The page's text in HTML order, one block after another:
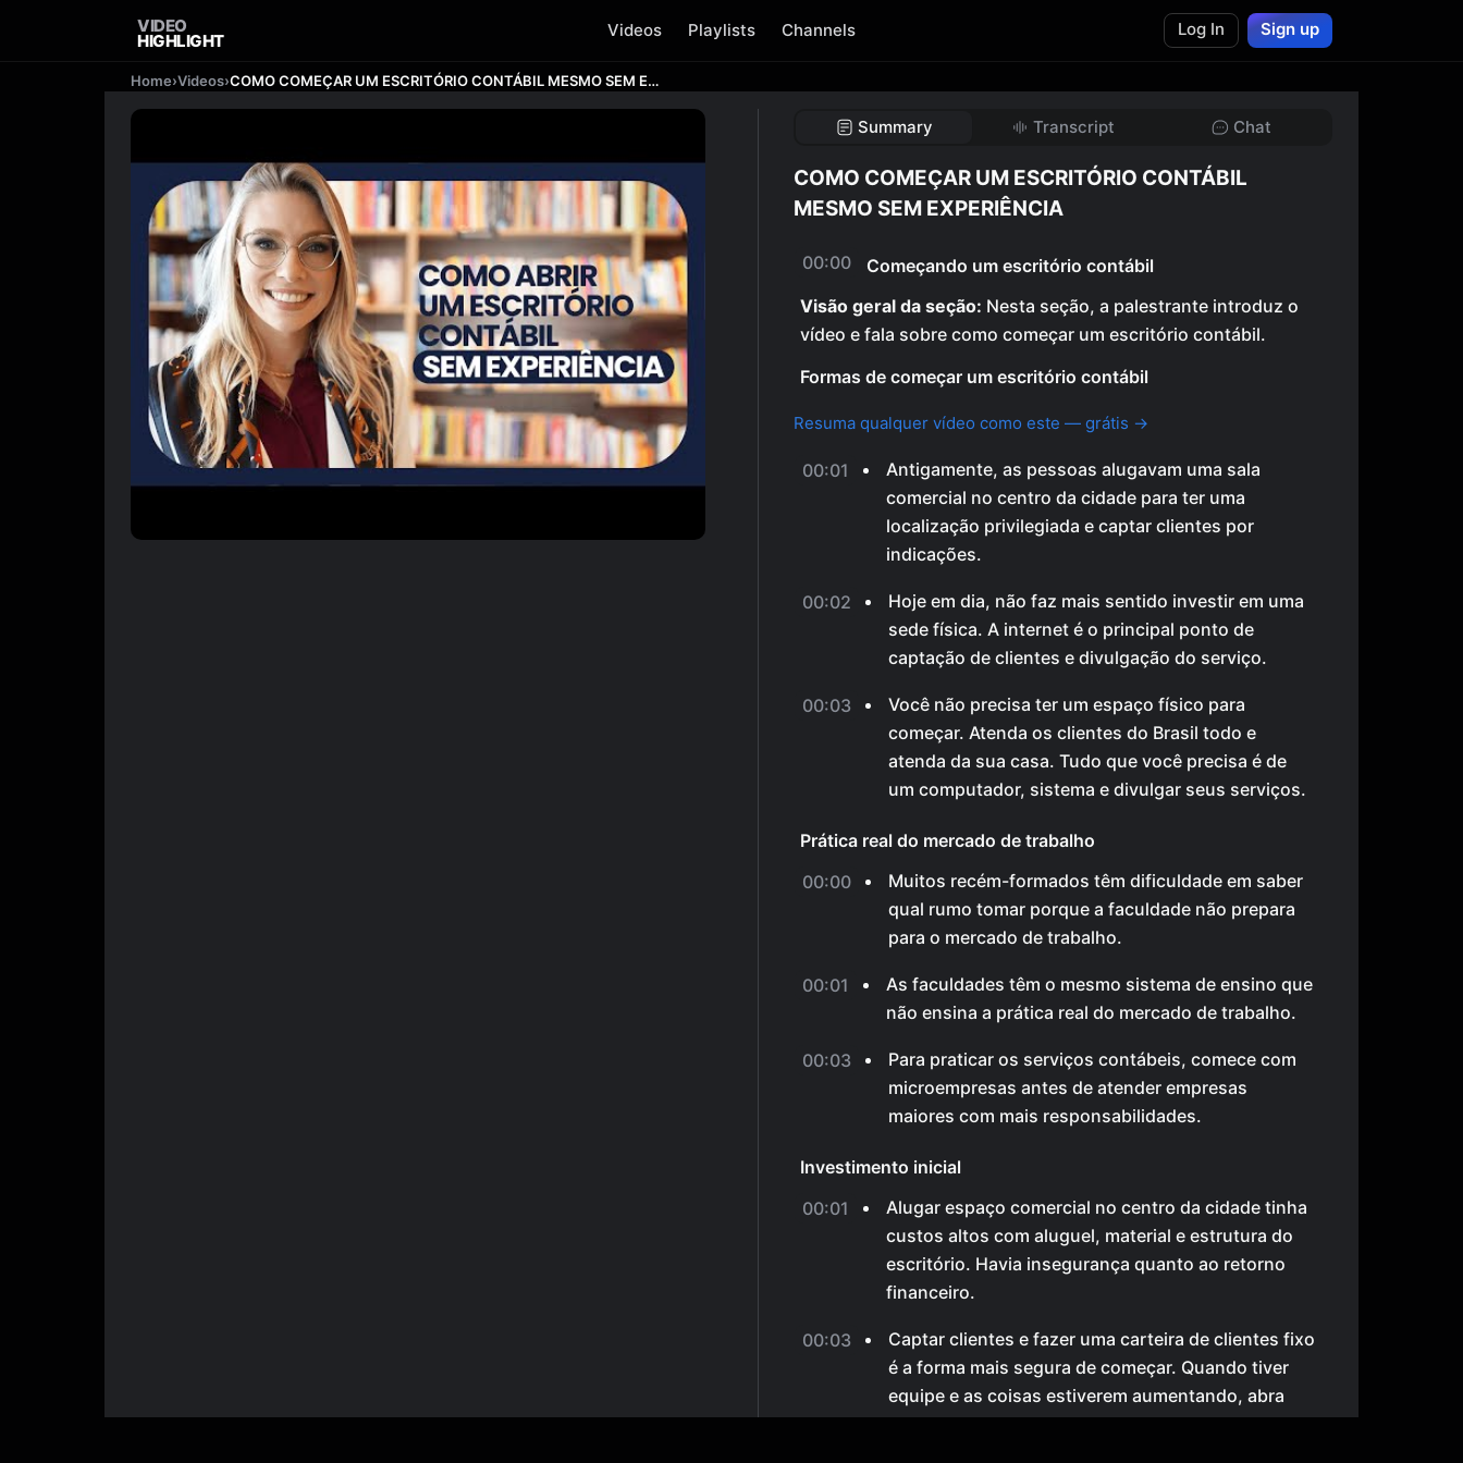
VIDEO
HIGHLIGHT
Videos Playlists Channels Log In Sign up
Home›Videos› COMO COMEÇAR UM ESCRITÓRIO CONTÁBIL MESMO SEM EXPERIÊNCIA
Summary Transcript Chat
COMO COMEÇAR UM ESCRITÓRIO CONTÁBIL
MESMO SEM EXPERIÊNCIA
00:00
Começando um escritório contábil
Visão geral da seção: Nesta seção, a palestrante introduz o
vídeo e fala sobre como começar um escritório contábil.
Formas de começar um escritório contábil
Resuma qualquer vídeo como este — grátis →
00:01
Antigamente, as pessoas alugavam uma sala
comercial no centro da cidade para ter uma
localização privilegiada e captar clientes por
indicações.
00:02
Hoje em dia, não faz mais sentido investir em uma
sede física. A internet é o principal ponto de
captação de clientes e divulgação do serviço.
00:03
Você não precisa ter um espaço físico para
começar. Atenda os clientes do Brasil todo e
atenda da sua casa. Tudo que você precisa é de
um computador, sistema e divulgar seus serviços.
Prática real do mercado de trabalho
00:00
Muitos recém-formados têm dificuldade em saber
qual rumo tomar porque a faculdade não prepara
para o mercado de trabalho.
00:01
As faculdades têm o mesmo sistema de ensino que
não ensina a prática real do mercado de trabalho.
00:03
Para praticar os serviços contábeis, comece com
microempresas antes de atender empresas
maiores com mais responsabilidades.
Investimento inicial
00:01
Alugar espaço comercial no centro da cidade tinha
custos altos com aluguel, material e estrutura do
escritório. Havia insegurança quanto ao retorno
financeiro.
00:03
Captar clientes e fazer uma carteira de clientes fixo
é a forma mais segura de começar. Quando tiver
equipe e as coisas estiverem aumentando, abra
sua sede.